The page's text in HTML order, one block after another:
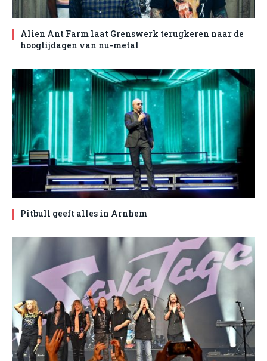
Alien Ant Farm laat Grenswerk terugkeren naar de
hoogtijdagen van nu-metal
Pitbull geeft alles in Arnhem